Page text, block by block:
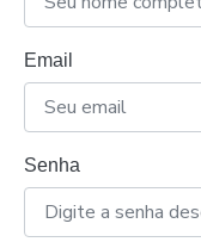
Email
Senha